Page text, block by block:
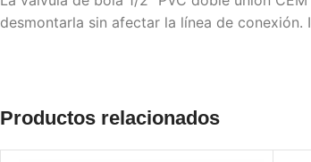
desmontarla sin afectar la línea de
Productos relacionados